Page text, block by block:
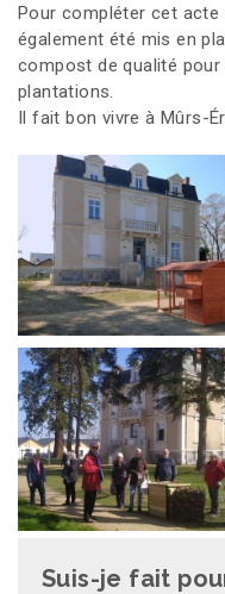
Pour compléter cet
également été mis en
compost de qualité
plantations.
Il fait bon vivre à Mûrs-
Suis-je fait